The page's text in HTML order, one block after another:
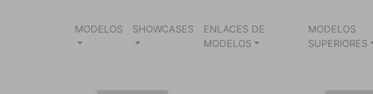
MODELOS SHOWCASES
ENLACES DE
MODELOS
MODELOS
SUPERIORES